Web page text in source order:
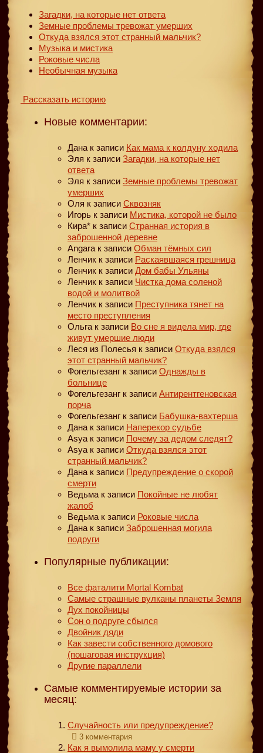
Загадки, на которые нет ответа
Земные проблемы тревожат умерших
Откуда взялся этот странный мальчик?
Музыка и мистика
Роковые числа
Необычная музыка
Рассказать историю
Новые комментарии:
Дана к записи Как мама к колдуну ходила
Эля к записи Загадки, на которые нет
ответа
Эля к записи Земные проблемы тревожат
умерших
Оля к записи Сквозняк
Игорь к записи Мистика, которой не было
Кира* к записи Странная история в
заброшенной деревне
Angara к записи Обман тёмных сил
Ленчик к записи Раскаявшаяся грешница
Ленчик к записи Дом бабы Ульяны
Ленчик к записи Чистка дома соленой
водой и молитвой
Ленчик к записи Преступника тянет на
место преступления
Ольга к записи Во сне я видела мир, где
живут умершие люди
Леся из Полесья к записи Откуда взялся
этот странный мальчик?
Фогельгезанг к записи Однажды в
больнице
Фогельгезанг к записи Антирентгеновская
порча
Фогельгезанг к записи Бабушка-вахтерша
Дана к записи Наперекор судьбе
Asya к записи Почему за дедом следят?
Asya к записи Откуда взялся этот
странный мальчик?
Дана к записи Предупреждение о скорой
смерти
Ведьма к записи Покойные не любят
жалоб
Ведьма к записи Роковые числа
Дана к записи Заброшенная могила
подруги
Популярные публикации:
Все фаталити Mortal Kombat
Самые страшные вулканы планеты Земля
Дух покойницы
Сон о подруге сбылся
Двойник дяди
Как завести собственного домового
(пошаговая инструкция)
Другие параллели
Самые комментируемые истории за
месяц:
Случайность или предупреждение?
3 комментария
Как я вымолила маму у смерти